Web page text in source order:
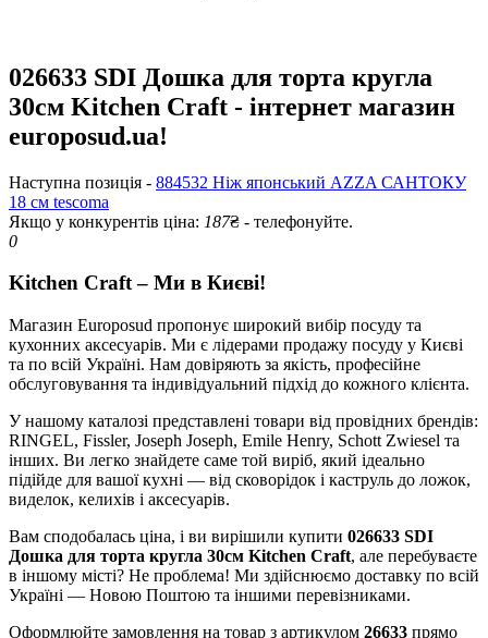
026633 SDI Дошка для торта кругла
30см Kitchen Craft - інтернет магазин
europosud.ua!
Наступна позиція - 884532 Ніж японський AZZA САНТОКУ
18 см tescoma
Якщо у конкурентів ціна: 187₴ - телефонуйте.
0
Kitchen Craft – Ми в Києві!
Магазин Europosud пропонує широкий вибір посуду та
кухонних аксесуарів. Ми є лідерами продажу посуду у Києві
та по всій Україні. Нам довіряють за якість, професійне
обслуговування та індивідуальний підхід до кожного клієнта.
У нашому каталозі представлені товари від провідних брендів:
RINGEL, Fissler, Joseph Joseph, Emile Henry, Schott Zwiesel та
інших. Ви легко знайдете саме той виріб, який ідеально
підійде для вашої кухні — від сковорідок і каструль до ложок,
виделок, келихів і аксесуарів.
Вам сподобалась ціна, і ви вирішили купити 026633 SDI
Дошка для торта кругла 30см Kitchen Craft, але перебуваєте
в іншому місті? Не проблема! Ми здійснюємо доставку по всій
Україні — Новою Поштою та іншими перевізниками.
Оформлюйте замовлення на товар з артикулом 26633 прямо